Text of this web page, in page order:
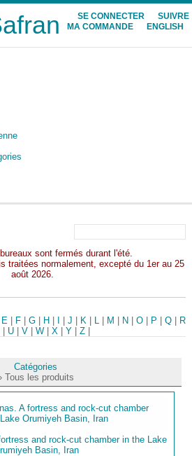
SE CONNECTER
SUIVRE
MA COMMANDE
ENGLISH
sont fermés durant l'été.
traitées normalement, excepté du 1er au 25
août 2026.
E F |G H |J K L M N |O P |Q
R
| U| V| W| X| Y| Z|
Catégories
Tous les produits
and rock-cut chamber in the Lake
Basin, Iran